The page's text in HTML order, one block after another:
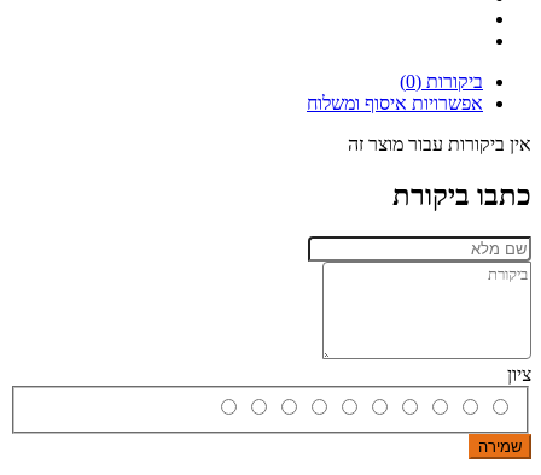
ביקורות (0)
אפשרויות איסוף ומשלוח
אין ביקורות עבור מוצר זה
כתבו ביקורת
ציון
שמירה